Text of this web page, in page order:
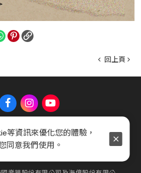
回上頁
聯絡我們 常見問題 會員服務條款
權政策 官方聲明
等資訊來優化您的體驗，
同意我們使用。